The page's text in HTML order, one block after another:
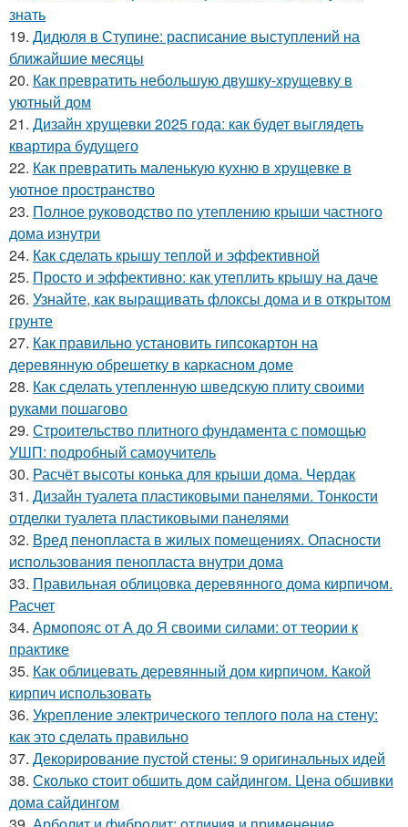
знать
19. Дидюля в Ступине: расписание выступлений на
ближайшие месяцы
20. Как превратить небольшую двушку-хрущевку в
уютный дом
21. Дизайн хрущевки 2025 года: как будет выглядеть
квартира будущего
22. Как превратить маленькую кухню в хрущевке в
уютное пространство
23. Полное руководство по утеплению крыши частного
дома изнутри
24. Как сделать крышу теплой и эффективной
25. Просто и эффективно: как утеплить крышу на даче
26. Узнайте, как выращивать флоксы дома и в открытом
грунте
27. Как правильно установить гипсокартон на
деревянную обрешетку в каркасном доме
28. Как сделать утепленную шведскую плиту своими
руками пошагово
29. Строительство плитного фундамента с помощью
УШП: подробный самоучитель
30. Расчёт высоты конька для крыши дома. Чердак
31. Дизайн туалета пластиковыми панелями. Тонкости
отделки туалета пластиковыми панелями
32. Вред пенопласта в жилых помещениях. Опасности
использования пенопласта внутри дома
33. Правильная облицовка деревянного дома кирпичом.
Расчет
34. Армопояс от А до Я своими силами: от теории к
практике
35. Как облицевать деревянный дом кирпичом. Какой
кирпич использовать
36. Укрепление электрического теплого пола на стену:
как это сделать правильно
37. Декорирование пустой стены: 9 оригинальных идей
38. Сколько стоит обшить дом сайдингом. Цена обшивки
дома сайдингом